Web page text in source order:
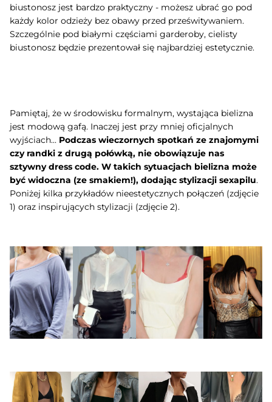
biustonosz jest bardzo praktyczny - możesz ubrać go pod
każdy kolor odzieży bez obawy przed prześwitywaniem.
Szczególnie pod białymi częściami garderoby, cielisty
biustonosz będzie prezentował się najbardziej estetycznie.
Pamiętaj, że w środowisku formalnym, wystająca bielizna
jest modową gafą. Inaczej jest przy mniej oficjalnych
wyjściach... Podczas wieczornych spotkań ze znajomymi
czy randki z drugą połówką, nie obowiązuje nas
sztywny dress code. W takich sytuacjach bielizna może
być widoczna (ze smakiem!), dodając stylizacji sexapilu.
Poniżej kilka przykładów nieestetycznych połączeń (zdjęcie
1) oraz inspirujących stylizacji (zdjęcie 2).